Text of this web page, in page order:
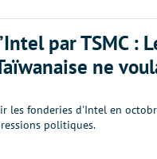
par TSMC :
ne
les fonderies d'Intel en
politiques.